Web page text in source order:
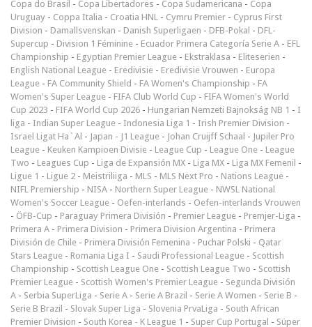
Copa do Brasil - Copa Libertadores - Copa Sudamericana - Copa
Uruguay - Coppa Italia - Croatia HNL - Cymru Premier - Cyprus First
Division - Damallsvenskan - Danish Superligaen - DFB-Pokal - DFL-
Supercup - Division 1 Féminine - Ecuador Primera Categoría Serie A - EFL
Championship - Egyptian Premier League - Ekstraklasa - Eliteserien -
English National League - Eredivisie - Eredivisie Vrouwen - Europa
League - FA Community Shield - FA Women's Championship - FA
Women's Super League - FIFA Club World Cup - FIFA Women's World
Cup 2023 - FIFA World Cup 2026 - Hungarian Nemzeti Bajnokság NB 1 - I
liga - Indian Super League - Indonesia Liga 1 - Irish Premier Division -
Israel Ligat Ha`Al - Japan - J1 League - Johan Cruijff Schaal - Jupiler Pro
League - Keuken Kampioen Divisie - League Cup - League One - League
Two - Leagues Cup - Liga de Expansión MX - Liga MX - Liga MX Femenil -
Ligue 1 - Ligue 2 - Meistriliiga - MLS - MLS Next Pro - Nations League -
NIFL Premiership - NISA - Northern Super League - NWSL National
Women's Soccer League - Oefen-interlands - Oefen-interlands Vrouwen
- ÖFB-Cup - Paraguay Primera División - Premier League - Premjer-Liga -
Primera A - Primera Division - Primera Division Argentina - Primera
División de Chile - Primera División Femenina - Puchar Polski - Qatar
Stars League - Romania Liga I - Saudi Professional League - Scottish
Championship - Scottish League One - Scottish League Two - Scottish
Premier League - Scottish Women's Premier League - Segunda División
A - Serbia SuperLiga - Serie A - Serie A Brazil - Serie A Women - Serie B -
Serie B Brazil - Slovak Super Liga - Slovenia PrvaLiga - South African
Premier Division - South Korea - K League 1 - Super Cup Portugal - Süper